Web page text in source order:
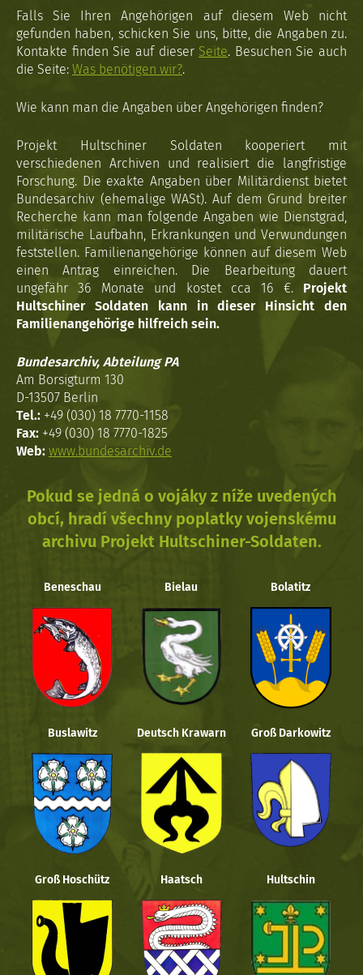
Falls Sie Ihren Angehörigen auf diesem Web nicht
gefunden haben, schicken Sie uns, bitte, die Angaben zu.
Kontakte finden Sie auf dieser Seite. Besuchen Sie auch
die Seite: Was benötigen wir?.
Wie kann man die Angaben über Angehörigen finden?
Projekt Hultschiner Soldaten kooperiert mit
verschiedenen Archiven und realisiert die langfristige
Forschung. Die exakte Angaben über Militärdienst bietet
Bundesarchiv (ehemalige WASt). Auf dem Grund breiter
Recherche kann man folgende Angaben wie Dienstgrad,
militärische Laufbahn, Erkrankungen und Verwundungen
feststellen. Familienangehörige können auf diesem Web
einen Antrag einreichen. Die Bearbeitung dauert
ungefähr 36 Monate und kostet cca 16 €. Projekt
Hultschiner Soldaten kann in dieser Hinsicht den
Familienangehörige hilfreich sein.
Bundesarchiv, Abteilung PA
Am Borsigturm 130
D-13507 Berlin
Tel.: +49 (030) 18 7770-1158
Fax: +49 (030) 18 7770-1825
Web: www.bundesarchiv.de
Pokud se jedná o vojáky z níže uvedených
obcí, hradí všechny poplatky vojenskému
archivu Projekt Hultschiner-Soldaten.
Beneschau Bielau Bolatitz
Buslawitz Deutsch Krawarn Groß Darkowitz
Groß Hoschütz Haatsch Hultschin